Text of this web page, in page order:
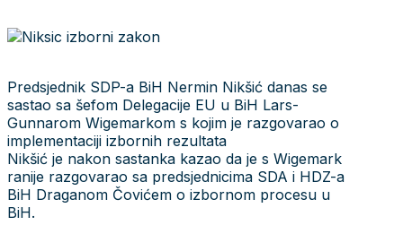
Predsjednik SDP-a BiH Nermin Nikšić danas se
sastao sa šefom Delegacije EU u BiH Lars-
Gunnarom Wigemarkom s kojim je razgovarao o
implementaciji izbornih rezultata
Nikšić je nakon sastanka kazao da je s Wigemark
ranije razgovarao sa predsjednicima SDA i HDZ-a
BiH Draganom Čovićem o izbornom procesu u
BiH.